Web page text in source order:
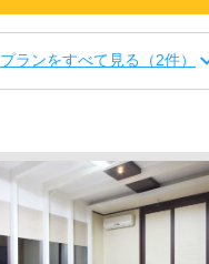
プランをすべて見る（2件）